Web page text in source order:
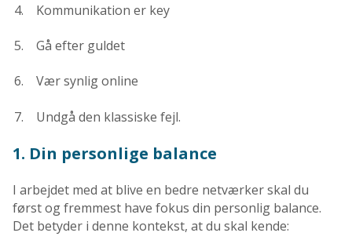
Kommunikation er key
Gå efter guldet
Vær synlig online
Undgå den klassiske fejl.
1. Din personlige balance
I arbejdet med at blive en bedre netværker skal du
først og fremmest have fokus din personlig balance.
Det betyder i denne kontekst, at du skal kende: